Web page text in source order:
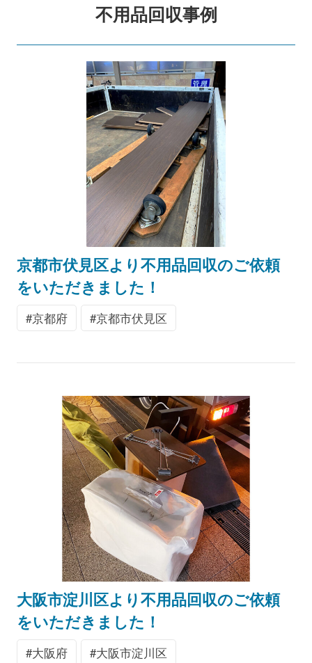
不用品回収事例
京都市伏見区より不用品回収のご依頼
をいただきました！
京都府 京都市伏見区
大阪市淀川区より不用品回収のご依頼
をいただきました！
大阪府 大阪市淀川区